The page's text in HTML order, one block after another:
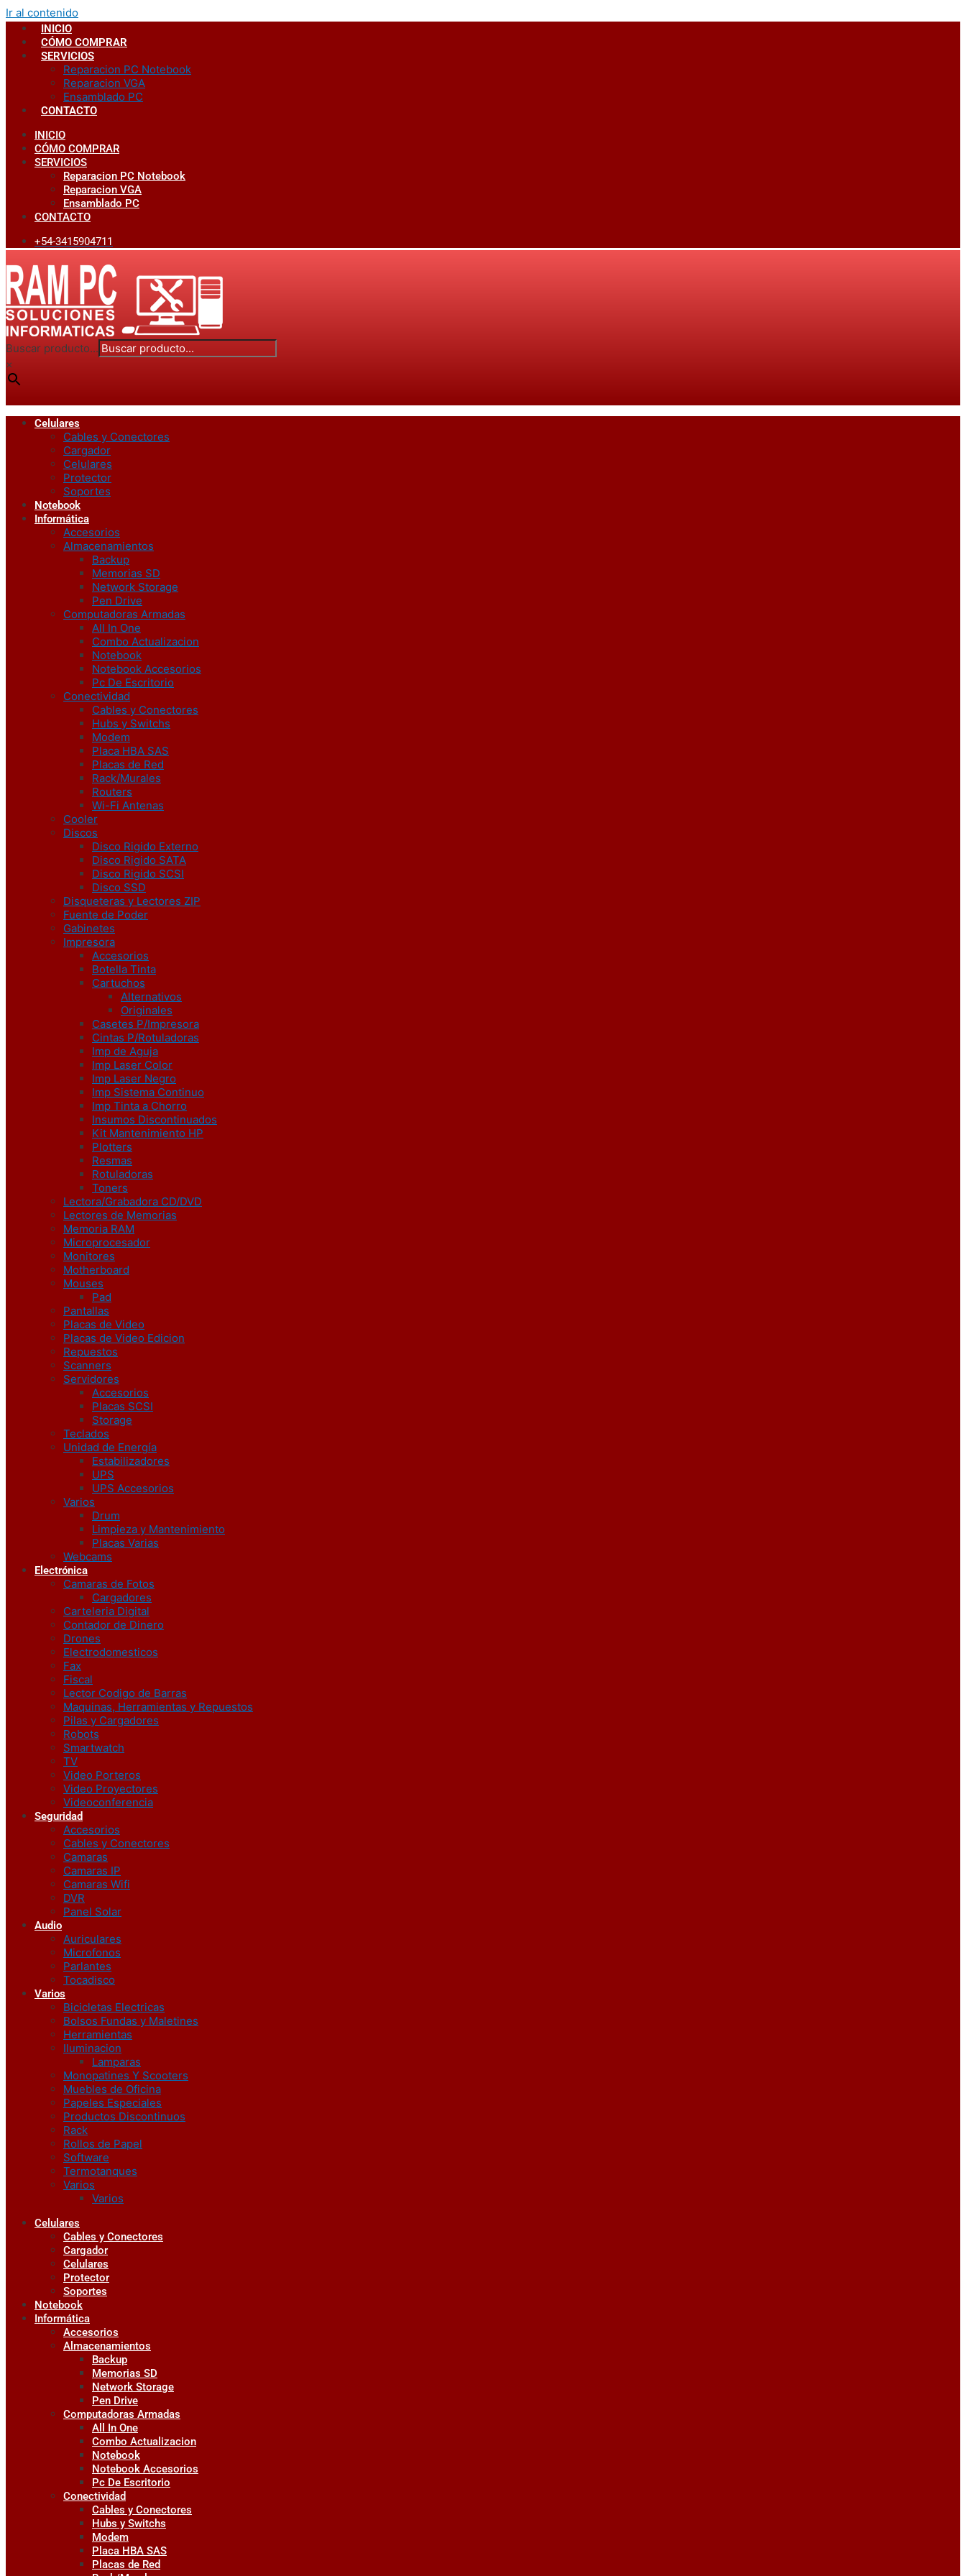
Ir al contenido
INICIO
CÓMO COMPRAR
SERVICIOS
Reparacion PC Notebook
Reparacion VGA
Ensamblado PC
CONTACTO
INICIO
CÓMO COMPRAR
SERVICIOS
Reparacion PC Notebook
Reparacion VGA
Ensamblado PC
CONTACTO
+54-3415904711
Buscar producto...
×
Celulares
Cables y Conectores
Cargador
Celulares
Protector
Soportes
Notebook
Informática
Accesorios
Almacenamientos
Backup
Memorias SD
Network Storage
Pen Drive
Computadoras Armadas
All In One
Combo Actualizacion
Notebook
Notebook Accesorios
Pc De Escritorio
Conectividad
Cables y Conectores
Hubs y Switchs
Modem
Placa HBA SAS
Placas de Red
Rack/Murales
Routers
Wi-Fi Antenas
Cooler
Discos
Disco Rigido Externo
Disco Rigido SATA
Disco Rigido SCSI
Disco SSD
Disqueteras y Lectores ZIP
Fuente de Poder
Gabinetes
Impresora
Accesorios
Botella Tinta
Cartuchos
Alternativos
Originales
Casetes P/Impresora
Cintas P/Rotuladoras
Imp de Aguja
Imp Laser Color
Imp Laser Negro
Imp Sistema Continuo
Imp Tinta a Chorro
Insumos Discontinuados
Kit Mantenimiento HP
Plotters
Resmas
Rotuladoras
Toners
Lectora/Grabadora CD/DVD
Lectores de Memorias
Memoria RAM
Microprocesador
Monitores
Motherboard
Mouses
Pad
Pantallas
Placas de Video
Placas de Video Edicion
Repuestos
Scanners
Servidores
Accesorios
Placas SCSI
Storage
Teclados
Unidad de Energía
Estabilizadores
UPS
UPS Accesorios
Varios
Drum
Limpieza y Mantenimiento
Placas Varias
Webcams
Electrónica
Camaras de Fotos
Cargadores
Carteleria Digital
Contador de Dinero
Drones
Electrodomesticos
Fax
Fiscal
Lector Codigo de Barras
Maquinas, Herramientas y Repuestos
Pilas y Cargadores
Robots
Smartwatch
TV
Video Porteros
Video Proyectores
Videoconferencia
Seguridad
Accesorios
Cables y Conectores
Camaras
Camaras IP
Camaras Wifi
DVR
Panel Solar
Audio
Auriculares
Microfonos
Parlantes
Tocadisco
Varios
Bicicletas Electricas
Bolsos Fundas y Maletines
Herramientas
Iluminacion
Lamparas
Monopatines Y Scooters
Muebles de Oficina
Papeles Especiales
Productos Discontinuos
Rack
Rollos de Papel
Software
Termotanques
Varios
Varios
Celulares
Cables y Conectores
Cargador
Celulares
Protector
Soportes
Notebook
Informática
Accesorios
Almacenamientos
Backup
Memorias SD
Network Storage
Pen Drive
Computadoras Armadas
All In One
Combo Actualizacion
Notebook
Notebook Accesorios
Pc De Escritorio
Conectividad
Cables y Conectores
Hubs y Switchs
Modem
Placa HBA SAS
Placas de Red